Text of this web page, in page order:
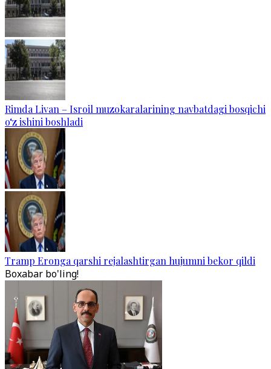
Rimda Livan – Isroil muzokaralarining navbatdagi bosqichi
o‘z ishini boshladi
Tramp Eronga qarshi rejalashtirgan hujumni bekor qildi
Boxabar bo'ling!